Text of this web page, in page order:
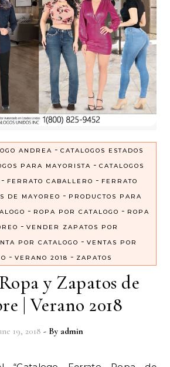
ANDREA - CATALOGOS ESTADOS
PARA MAYORISTA - CATALOGOS
- FERRATO CABALLERO - FERRATO
DE MAYOREO - PRODUCTOS PARA
- ROPA POR CATALOGO - ROPA
- VENDER ZAPATOS POR
POR CATALOGO - VENTAS POR
- VERANO 2018 - ZAPATOS
y Zapatos de
| Verano 2018
19, 2018 - By admin